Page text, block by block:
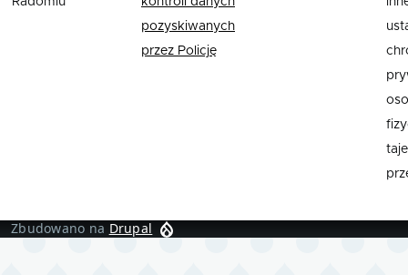
pozyskiwanych
przez Policję
Zbudowano na Drupal